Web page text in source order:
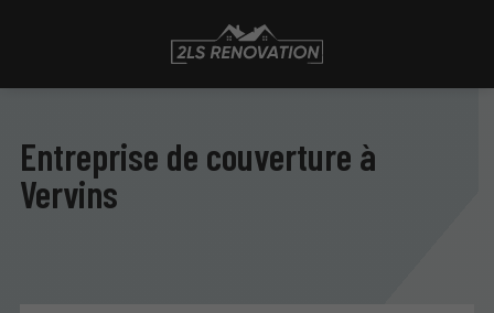
Entreprise de couverture à
Vervins